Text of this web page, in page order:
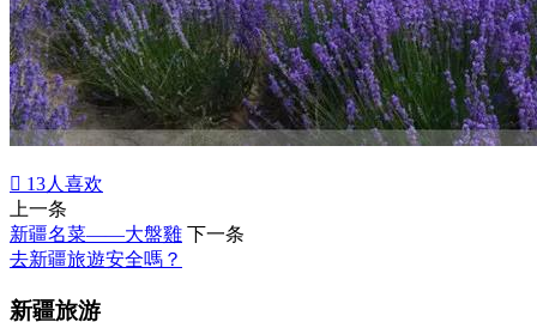
 13人喜欢
上一条
新疆名菜——大盤雞 下一条
去新疆旅遊安全嗎？
新疆旅游